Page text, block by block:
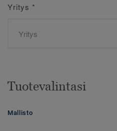
Yritys *
Tuotevalintasi
Mallisto